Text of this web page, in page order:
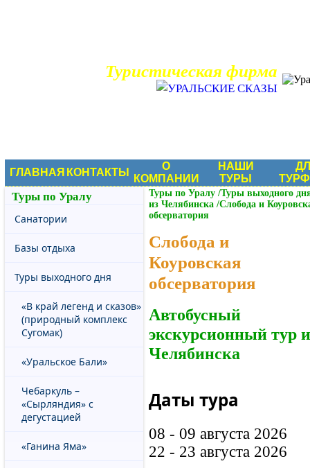
Туристическая фирма
ГЛАВНАЯ КОНТАКТЫ
О
КОМПАНИИ
НАШИ
ТУРЫ
Туры по Уралу
Санатории
Базы отдыха
Туры выходного дня
«В край легенд и сказов»
(природный комплекс
Сугомак)
«Уральское Бали»
Чебаркуль –
«Сырляндия» с
дегустацией
«Ганина Яма»
Туры по Уралу /Туры выходного
из Челябинска /Слобода и
обсерватория
Слобода и
Коуровская
обсерватория
Автобусный
экскурсионный тур
Челябинска
Даты тура
08 - 09 августа 2026
22 - 23 августа 2026